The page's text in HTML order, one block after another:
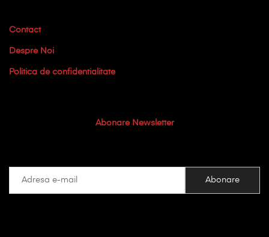
Contact
Despre Noi
Politica de confidentialitate
Abonare Newsletter